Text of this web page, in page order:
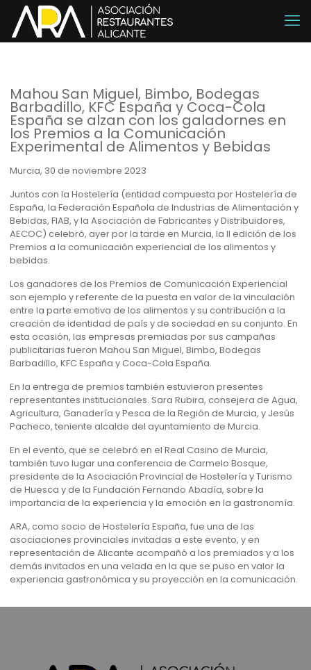
Mahou San Miguel, Bimbo, Bodegas
Barbadillo, KFC España y Coca-Cola
España se alzan con los galadornes en
los Premios a la Comunicación
Experimental de Alimentos y Bebidas
Murcia, 30 de noviembre 2023
Juntos con la Hostelería (entidad compuesta por Hostelería de
España, la Federación Española de Industrias de Alimentación y
Bebidas, FIAB, y la Asociación de Fabricantes y Distribuidores,
AECOC) celebró, ayer por la tarde en Murcia, la II edición de los
Premios a la comunicación experiencial de los alimentos y
bebidas.
Los ganadores de los Premios de Comunicación Experiencial
son ejemplo y referente de la puesta en valor de la vinculación
entre la parte emotiva de los alimentos y su contribución a la
creación de identidad de país y de sociedad en su conjunto. En
esta ocasión, las empresas premiadas por sus campañas
publicitarias fueron Mahou San Miguel, Bimbo, Bodegas
Barbadillo, KFC España y Coca-Cola España.
En la entrega de premios también estuvieron presentes
representantes institucionales. Sara Rubira, consejera de Agua,
Agricultura, Ganadería y Pesca de la Región de Murcia, y Jesús
Pacheco, teniente alcalde del ayuntamiento de Murcia.
En el evento, que se celebró en el Real Casino de Murcia,
también tuvo lugar una conferencia de Carmelo Bosque,
presidente de la Asociación Provincial de Hostelería y Turismo
de Huesca y de la Fundación Fernando Abadía, sobre la
importancia de la experiencia y la emoción en la gastronomía.
ARA, como socio de Hostelería España, fue una de las
asociaciones provinciales invitadas a este evento, y en
representación de Alicante acompañó a los premiados y a los
demás invitados en una velada en la que se puso en valor la
experiencia gastronómica y su proyección en la comunicación.